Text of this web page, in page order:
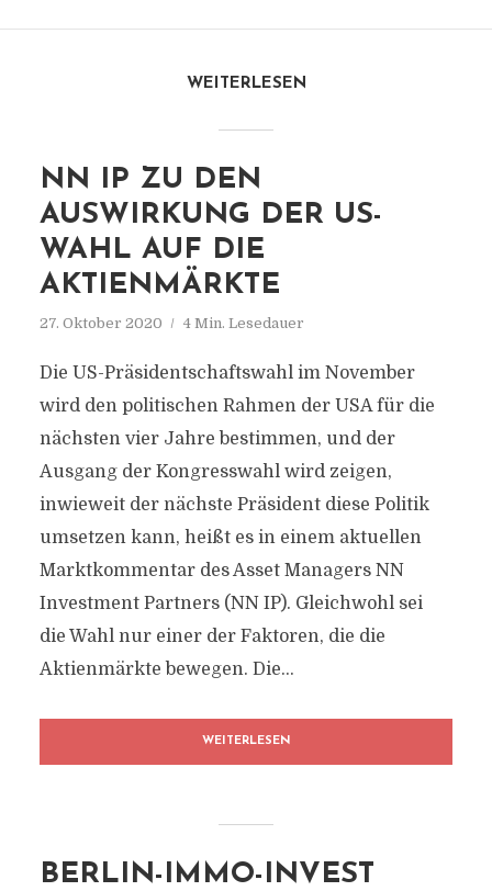
WEITERLESEN
NN IP ZU DEN
AUSWIRKUNG DER US-
WAHL AUF DIE
AKTIENMÄRKTE
27. Oktober 2020 4 Min. Lesedauer
Die US-Präsidentschaftswahl im November
wird den politischen Rahmen der USA für die
nächsten vier Jahre bestimmen, und der
Ausgang der Kongresswahl wird zeigen,
inwieweit der nächste Präsident diese Politik
umsetzen kann, heißt es in einem aktuellen
Marktkommentar des Asset Managers NN
Investment Partners (NN IP). Gleichwohl sei
die Wahl nur einer der Faktoren, die die
Aktienmärkte bewegen. Die...
WEITERLESEN
BERLIN-IMMO-INVEST